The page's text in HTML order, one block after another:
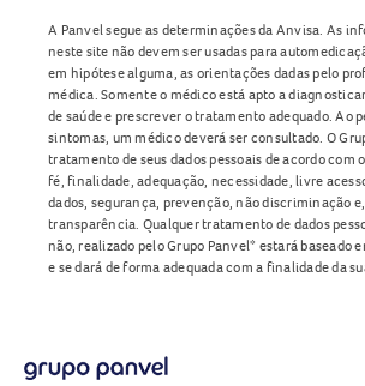
A Panvel segue as determinações da Anvisa. As
neste site não devem ser usadas para
em hipótese alguma, as orientações dadas pelo
médica. Somente o médico está apto a
de saúde e prescrever o tratamento adequado. Ao
sintomas, um médico deverá ser consultado. O
tratamento de seus dados pessoais de acordo com
fé, finalidade, adequação, necessidade, livre
dados, segurança, prevenção, não discriminação
transparência. Qualquer tratamento de dados
não, realizado pelo Grupo Panvel* estará baseado
e se dará de forma adequada com a finalidade da